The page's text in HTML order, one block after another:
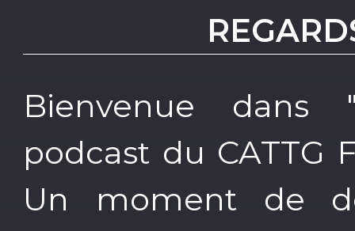
Bienvenue dans
podcast du CATTG
Un moment de